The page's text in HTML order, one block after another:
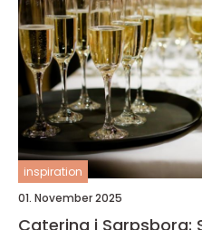
inspiration
01. November 2025
Catering i Sarpsborg: